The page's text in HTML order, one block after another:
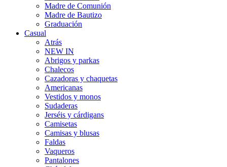
Madre de Comunión
Madre de Bautizo
Graduación
Casual
Atrás
NEW IN
Abrigos y parkas
Chalecos
Cazadoras y chaquetas
Americanas
Vestidos y monos
Sudaderas
Jerséis y cárdigans
Camisetas
Camisas y blusas
Faldas
Vaqueros
Pantalones